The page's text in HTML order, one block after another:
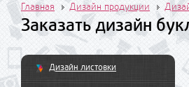
Главная Дизайн продукции
Заказать дизайн
Дизайн листовки